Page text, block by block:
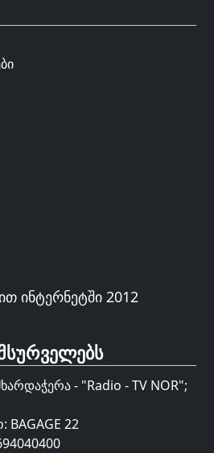
ინტერნეტში 2012
- "Radio - TV NOR";
22